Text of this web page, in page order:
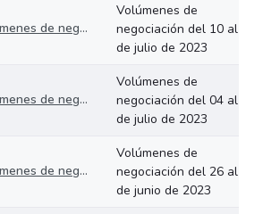
Volúmenes de negociación del 10 al 14 de julio de 2023
Volúmenes de
negociación del 10 al 14
de julio de 2023
Volúmenes de negociación del 04 al 07 de julio de 2023
Volúmenes de
negociación del 04 al 07
de julio de 2023
Volúmenes de negociación del 26 al 30 de junio de 2023
Volúmenes de
negociación del 26 al 30
de junio de 2023